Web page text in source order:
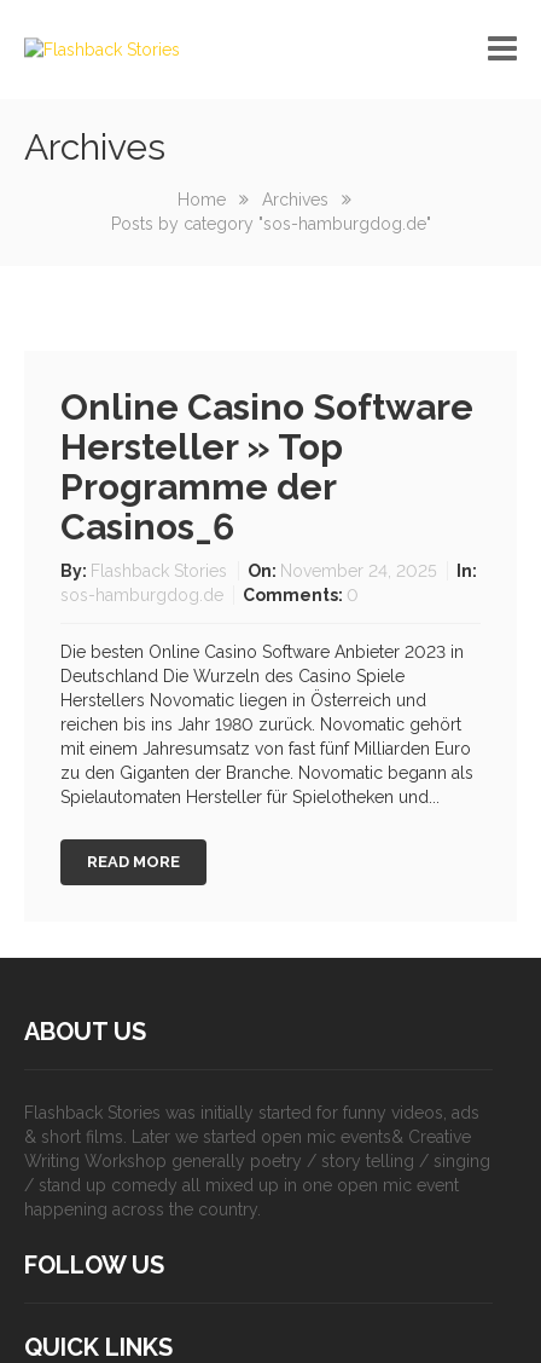
No custom menu created!
Archives
Home
Archives
Posts by category "sos-hamburgdog.de"
Online Casino Software
Hersteller » Top
Programme der
Casinos_6
By: Flashback Stories On: November 24, 2025
In:
sos-hamburgdog.de
Comments: 0
Die besten Online Casino Software Anbieter 2023 in
Deutschland Die Wurzeln des Casino Spiele
Herstellers Novomatic liegen in Österreich und
reichen bis ins Jahr 1980 zurück. Novomatic gehört
mit einem Jahresumsatz von fast fünf Milliarden Euro
zu den Giganten der Branche. Novomatic begann als
Spielautomaten Hersteller für Spielotheken und...
READ MORE
ABOUT US
Flashback Stories was initially started for funny videos, ads
& short films. Later we started open mic events& Creative
Writing Workshop generally poetry / story telling / singing
/ stand up comedy all mixed up in one open mic event
happening across the country.
FOLLOW US
QUICK LINKS